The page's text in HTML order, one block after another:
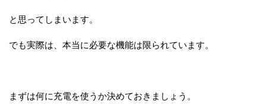
と思ってしまいます。
でも実際は、本当に必要な機能は限られています。
まずは何に充電を使うか決めておきましょう。